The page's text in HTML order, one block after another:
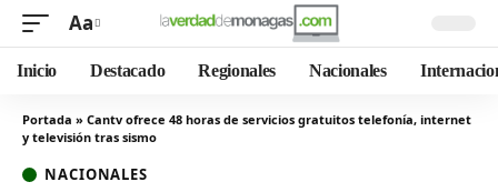
Aa
Inicio Destacado Regionales Nacionales
Portada » Cantv ofrece 48 horas de servicios gratuitos telefonía, internet
y televisión tras sismo
NACIONALES